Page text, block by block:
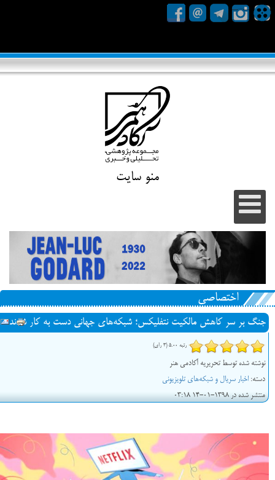
منو سایت
اختصاصی
جنگ بر سر کاهش مالکیت نتفلیکس؛ شبکه‌های جهانی دست به کار شدند
رتبه 5.00 (3 رای)
نوشته شده توسط تحریریه آکادمی هنر
دسته: اخبار سریال و شبکه‌های تلویزیونی
منتشر شده در 1398-01-14 03:18